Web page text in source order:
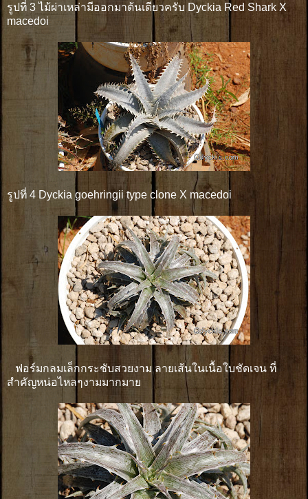
รูปที่ 3 ไม้ผ่าเหล่ามีออกมาต้นเดียวครับ Dyckia Red Shark X
macedoi
รูปที่ 4 Dyckia goehringii type clone X macedoi
ฟอร์มกลมเล็กกระชับสวยงาม ลายเส้นในเนื้อใบชัดเจน ที่
สำคัญหน่อไหลๆงามมากมาย